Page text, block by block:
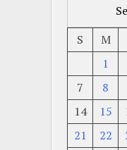
S
M
1
7
8
14
15
21
22